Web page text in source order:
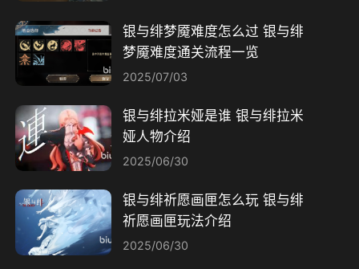
银与绯梦魇难度怎么过 银与绯
梦魇难度通关流程一览
2025/07/03
银与绯拉米娅是谁 银与绯拉米
娅人物介绍
2025/06/30
银与绯祈愿画匣怎么玩 银与绯
祈愿画匣玩法介绍
2025/06/30